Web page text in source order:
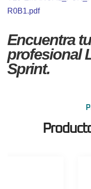
R0B1.pdf
Encuentra
profesional
Sprint.